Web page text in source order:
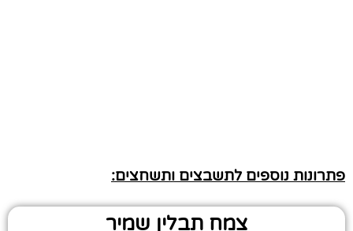
פתרונות נוספים לתשבצים ותשחצים:
צמח תבלין שמיר